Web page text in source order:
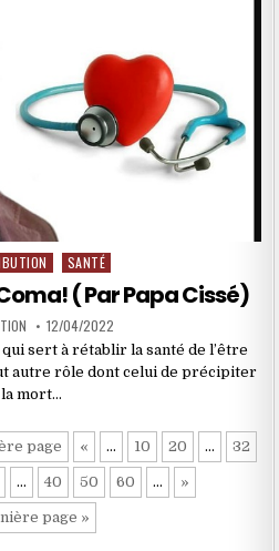
SANTÉ
( Par Papa Cissé)
12/04/2022
sert à rétablir la santé de l’être
autre rôle dont celui de précipiter
la mort…
page « … 10 20 … 32
… 40 50 60 … »
page »